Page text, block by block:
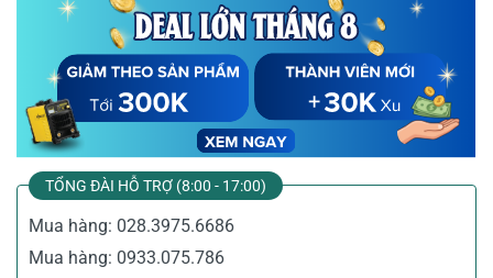
TỔNG ĐÀI HỖ TRỢ (8:00 - 17:00)
Mua hàng: 028.3975.6686
Mua hàng: 0933.075.786